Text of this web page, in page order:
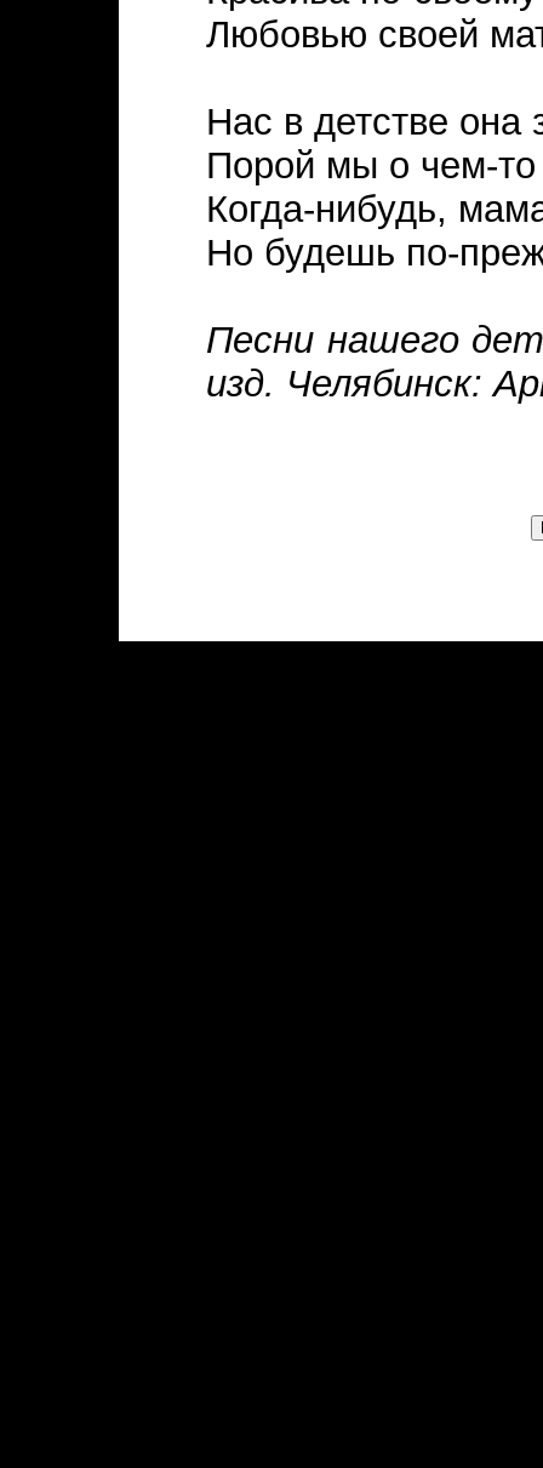
Любовью своей
Нас в детстве она
Порой мы о чем-
Когда-нибудь,
Но будешь по-
Песни нашего
изд. Челябинск: